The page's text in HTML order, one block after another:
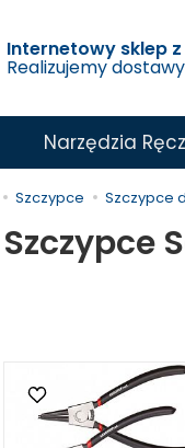
Internetowy sklep
Realizujemy
Narzędzia
Szczypce Szczypce
Szczypce